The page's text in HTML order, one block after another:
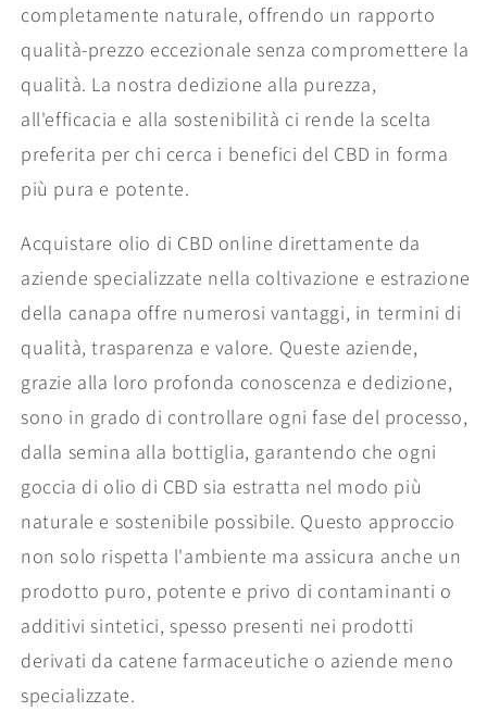
completamente naturale, offrendo un rapporto
qualità-prezzo eccezionale senza compromettere la
qualità. La nostra dedizione alla purezza,
all'efficacia e alla sostenibilità ci rende la scelta
preferita per chi cerca i benefici del CBD in forma
più pura e potente.
Acquistare olio di CBD online direttamente da
aziende specializzate nella coltivazione e estrazione
della canapa offre numerosi vantaggi, in termini di
qualità, trasparenza e valore. Queste aziende,
grazie alla loro profonda conoscenza e dedizione,
sono in grado di controllare ogni fase del processo,
dalla semina alla bottiglia, garantendo che ogni
goccia di olio di CBD sia estratta nel modo più
naturale e sostenibile possibile. Questo approccio
non solo rispetta l'ambiente ma assicura anche un
prodotto puro, potente e privo di contaminanti o
additivi sintetici, spesso presenti nei prodotti
derivati da catene farmaceutiche o aziende meno
specializzate.